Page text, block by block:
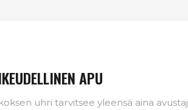
APU
uhri tarvitsee yleensä aina